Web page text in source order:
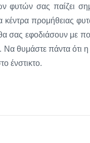
φυτών σας παίζει
κέντρα προμήθειας
σας εφοδιάσουν με
Να θυμάστε πάντα
ένστικτο.